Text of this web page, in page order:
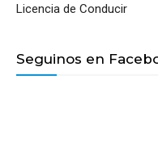
Licencia de Conducir
Seguinos en